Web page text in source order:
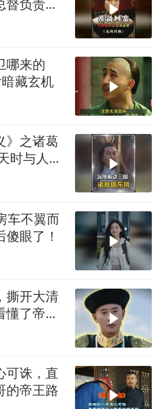
督负责接
哪来的
藏玄机
》之诸葛
时与人性
车不翼而
眼了！
撕开大清
懂了帝王
可诛，直
的帝王路